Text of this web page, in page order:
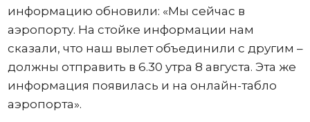
информацию обновили: «Мы сейчас в
аэропорту. На стойке информации нам
сказали, что наш вылет объединили с другим –
должны отправить в 6.30 утра 8 августа. Эта же
информация появилась и на онлайн-табло
аэропорта».